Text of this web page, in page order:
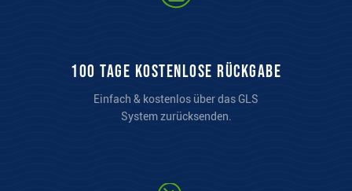
100 Tage kostenlose Rückgabe
Einfach & kostenlos über das GLS
System zurücksenden.